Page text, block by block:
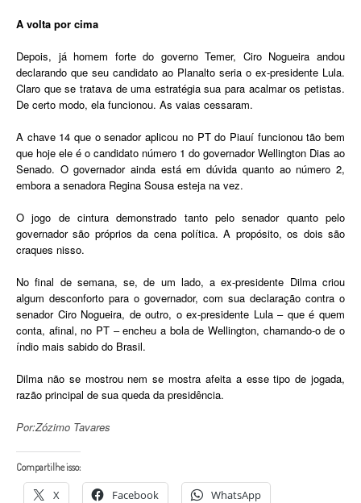
A volta por cima
Depois, já homem forte do governo Temer, Ciro Nogueira andou
declarando que seu candidato ao Planalto seria o ex-presidente Lula.
Claro que se tratava de uma estratégia sua para acalmar os petistas.
De certo modo, ela funcionou. As vaias cessaram.
A chave 14 que o senador aplicou no PT do Piauí funcionou tão bem
que hoje ele é o candidato número 1 do governador Wellington Dias ao
Senado. O governador ainda está em dúvida quanto ao número 2,
embora a senadora Regina Sousa esteja na vez.
O jogo de cintura demonstrado tanto pelo senador quanto pelo
governador são próprios da cena política. A propósito, os dois são
craques nisso.
No final de semana, se, de um lado, a ex-presidente Dilma criou
algum desconforto para o governador, com sua declaração contra o
senador Ciro Nogueira, de outro, o ex-presidente Lula – que é quem
conta, afinal, no PT – encheu a bola de Wellington, chamando-o de o
índio mais sabido do Brasil.
Dilma não se mostrou nem se mostra afeita a esse tipo de jogada,
razão principal de sua queda da presidência.
Por:Zózimo Tavares
Compartilhe isso:
X Facebook WhatsApp